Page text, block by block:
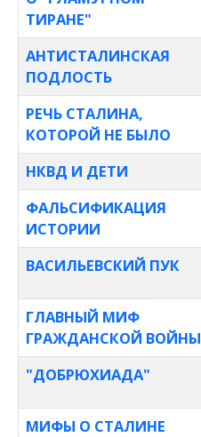
ТИРАНЕ"
АНТИСТАЛИНСКАЯ
ПОДЛОСТЬ
РЕЧЬ СТАЛИНА,
КОТОРОЙ НЕ БЫЛО
НКВД И ДЕТИ
ФАЛЬСИФИКАЦИЯ
ИСТОРИИ
ВАСИЛЬЕВСКИЙ ПУК
ГЛАВНЫЙ МИФ
ГРАЖДАНСКОЙ ВОЙНЫ
"ДОБРЮХИАДА"
МИФЫ О СТАЛИНЕ